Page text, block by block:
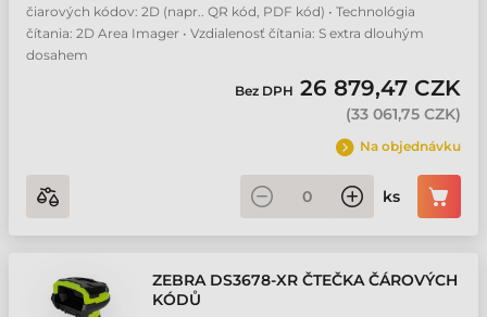
čiarových kódov: 2D (napr.. QR kód, PDF kód) • Technológia
čítania: 2D Area Imager • Vzdialenosť čítania: S extra dlouhým
dosahem
Bez DPH 26 879,47 CZK
(33 061,75 CZK)
Na objednávku
ks
ZEBRA DS3678-XR ČTEČKA ČÁROVÝCH
KÓDŮ